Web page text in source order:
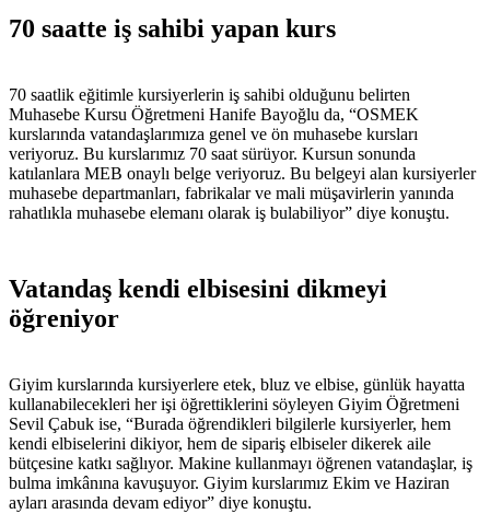
70 saatte iş sahibi yapan kurs
70 saatlik eğitimle kursiyerlerin iş sahibi olduğunu belirten
Muhasebe Kursu Öğretmeni Hanife Bayoğlu da, “OSMEK
kurslarında vatandaşlarımıza genel ve ön muhasebe kursları
veriyoruz. Bu kurslarımız 70 saat sürüyor. Kursun sonunda
katılanlara MEB onaylı belge veriyoruz. Bu belgeyi alan kursiyerler
muhasebe departmanları, fabrikalar ve mali müşavirlerin yanında
rahatlıkla muhasebe elemanı olarak iş bulabiliyor” diye konuştu.
Vatandaş kendi elbisesini dikmeyi
öğreniyor
Giyim kurslarında kursiyerlere etek, bluz ve elbise, günlük hayatta
kullanabilecekleri her işi öğrettiklerini söyleyen Giyim Öğretmeni
Sevil Çabuk ise, “Burada öğrendikleri bilgilerle kursiyerler, hem
kendi elbiselerini dikiyor, hem de sipariş elbiseler dikerek aile
bütçesine katkı sağlıyor. Makine kullanmayı öğrenen vatandaşlar, iş
bulma imkânına kavuşuyor. Giyim kurslarımız Ekim ve Haziran
ayları arasında devam ediyor” diye konuştu.